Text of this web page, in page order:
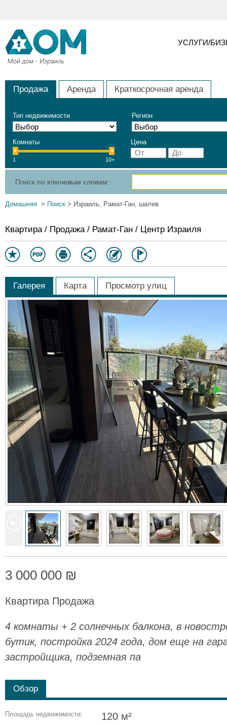
УСЛУГИ/
Продажа Аренда Краткосрочная аренда
Тип недвижимости Регион
Комнаты
1 10+
Цена
Поиск по ключевым словам:
Домашняя > Поиск > Израиль, Рамат-Ган, шалев
Квартира / Продажа / Рамат-Ган / Центр Израиля
Галерея Карта Просмотр улиц
3 000 000 ₪
Квартира Продажа
4 комнаты + 2 солнечных балкона, в
бутик, постройка 2024 года, дом еще на
застройщика, подземная па
Обзор
Площадь недвижимости: 120 м²